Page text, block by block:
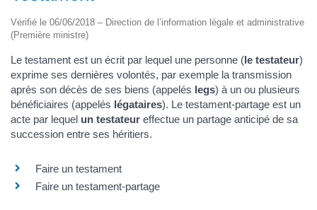
Vérifié le 06/06/2018 – Direction de l’information légale et administrative
(Première ministre)
Le testament est un écrit par lequel une personne (le testateur)
exprime ses dernières volontés, par exemple la transmission
après son décès de ses biens (appelés legs) à un ou plusieurs
bénéficiaires (appelés légataires). Le testament-partage est un
acte par lequel un testateur effectue un partage anticipé de sa
succession entre ses héritiers.
Faire un testament
Faire un testament-partage